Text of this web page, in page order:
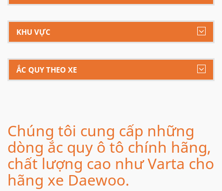
KHU VỰC
ẮC QUY THEO XE
Chúng tôi cung cấp những
dòng ắc quy ô tô chính hãng,
chất lượng cao như Varta cho
hãng xe Daewoo.